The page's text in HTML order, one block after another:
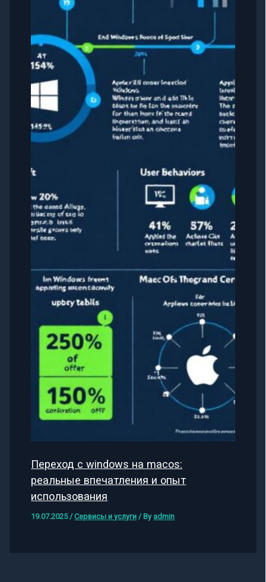
Переход с windows на macos:
реальные впечатления и опыт
использования
19.07.2025/Сервисы и услуги / By admin